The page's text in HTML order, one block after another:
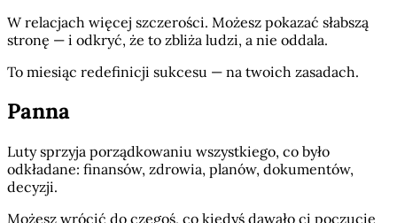
W relacjach więcej szczerości. Możesz pokazać słabszą
stronę — i odkryć, że to zbliża ludzi, a nie oddala.
To miesiąc redefinicji sukcesu — na twoich zasadach.
Panna
Luty sprzyja porządkowaniu wszystkiego, co było
odkładane: finansów, zdrowia, planów, dokumentów,
decyzji.
Możesz wrócić do czegoś, co kiedyś dawało ci poczucie